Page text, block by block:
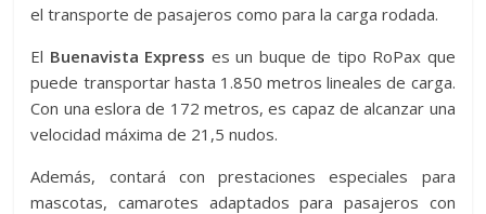
el transporte de pasajeros como para la carga rodada.
El Buenavista Express es un buque de tipo RoPax que
puede transportar hasta 1.850 metros lineales de carga.
Con una eslora de 172 metros, es capaz de alcanzar una
velocidad máxima de 21,5 nudos.
Además, contará con prestaciones especiales para
mascotas, camarotes adaptados para pasajeros con